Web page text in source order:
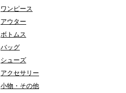
ワンピース
アウター
ボトムス
バッグ
シューズ
アクセサリー
小物・その他